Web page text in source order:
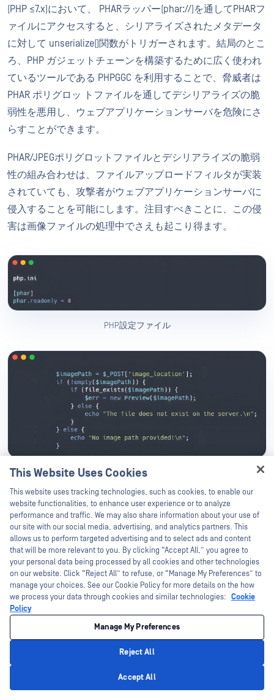
(PHP ≤7.x)において、 PHARラッパー(phar://)を通してPHARフ
ァイルにアクセスすると、シリアライズされたメタデータ
に対して unserialize()関数がトリガーされます。結局のとこ
ろ、PHP ガジェットチェーンを構築するために広く使われ
ているツールである PHPGGC を利用することで、脅威者は
PHAR ポリグロッ トファイルを通してデシリアライズの脆
弱性を悪用し、ウェブアプリケーションサーバを危険にさ
らすことができます。
PHAR/JPEGポリグロットファイルとデシリアライズの脆弱
性の組み合わせは、ファイルアップロードフィルタが実装
されていても、攻撃者がウェブアプリケーションサーバに
侵入することを可能にします。注目すべきことに、この侵
害は画像ファイルの処理中でさえも起こり得ます。
PHP設定ファイル
ウェブアプリケーション内の脆弱なコード
ファイルアップロードフィルタを迂回し、PHAR ラッパー
(phar://) をファイルの場所に付加するためにポリグロット
のファイルを利用することで、攻撃者はウェブサーバがフ
ァイルを PHAR アーカイブとして扱うように操作できる。
この操作により、デシリアライズの脆弱性が引き起こさ
れ、ファイル操作関数を通してリモートでコードが実行さ
れる可能性がある。
This Website Uses Cookies
This website uses tracking technologies, such as cookies, to enable our
website functionalities, to enhance user experience or to analyze
performance and traffic. We may also share information about your use of
our site with our social media, advertising, and analytics partners. This
allows us to perform targeted advertising and to select ads and content
that will be more relevant to you. By clicking “Accept All,” you agree to
your personal data being processed by all cookies and other technologies
on our website. Click “Reject All” to refuse, or “Manage My Preferences” to
manage your choices. See our Cookie Policy for more details on the how
we process your data through cookies and similar technologies: Cookie
Policy
Manage My Preferences
Reject All
Accept All
Hey there!
I'm Ozzy, your OPSWAT virtual assistant.
How can I help you secure what's critical
today?